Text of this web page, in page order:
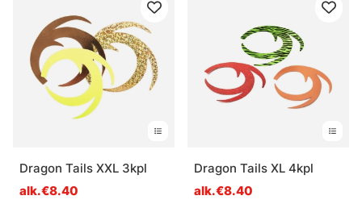
Dragon Tails XXL 3kpl
alk.€8.40
Dragon Tails XL 4kpl
alk.€8.40